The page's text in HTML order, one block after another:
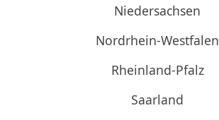
Niedersachsen
Nordrhein-Westfalen
Rheinland-Pfalz
Saarland